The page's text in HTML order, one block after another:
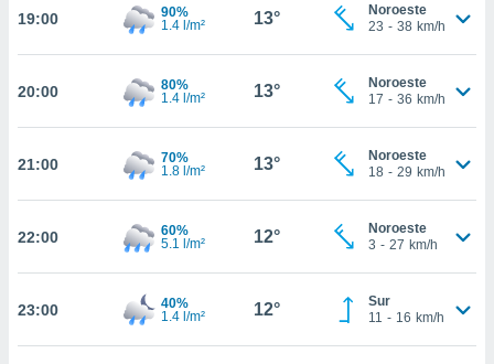
sitio
de
interés
Para
u
19:00
90%
1.4 l/m²
13°
Noroeste
23 - 38 km/h
20:00
80%
1.4 l/m²
13°
Noroeste
17 - 36 km/h
21:00
70%
1.8 l/m²
13°
Noroeste
18 - 29 km/h
22:00
60%
5.1 l/m²
12°
Noroeste
3 - 27 km/h
23:00
40%
1.4 l/m²
12°
Sur
11 - 16 km/h